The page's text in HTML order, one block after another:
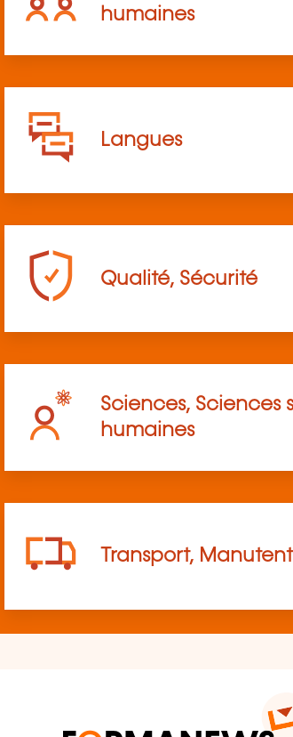
humaines
Langues
Qualité, Sécurité
Sciences, Sciences
humaines
Transport,